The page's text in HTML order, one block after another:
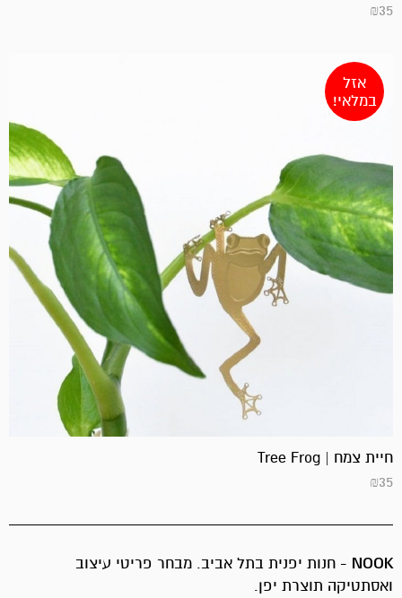
₪35
אזל
במלאי!
חיית צמח | Tree Frog
₪35
NOOK - חנות יפנית בתל אביב. מבחר פריטי עיצוב
ואסתטיקה תוצרת יפן.